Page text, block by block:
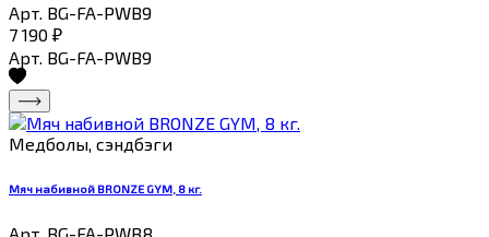
Арт. BG-FA-PWB9
7 190 ₽
Арт. BG-FA-PWB9
Медболы, сэндбэги
Мяч набивной BRONZE GYM, 8 кг.